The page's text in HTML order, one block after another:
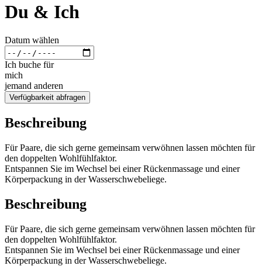
Du & Ich
Datum wählen
Ich buche für
mich
jemand anderen
Verfügbarkeit abfragen
Beschreibung
Für Paare, die sich gerne gemeinsam verwöhnen lassen möchten für
den doppelten Wohlfühlfaktor.
Entspannen Sie im Wechsel bei einer Rückenmassage und einer
Körperpackung in der Wasserschwebeliege.
Beschreibung
Für Paare, die sich gerne gemeinsam verwöhnen lassen möchten für
den doppelten Wohlfühlfaktor.
Entspannen Sie im Wechsel bei einer Rückenmassage und einer
Körperpackung in der Wasserschwebeliege.